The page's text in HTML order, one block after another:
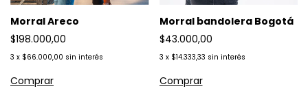
Morral Areco
$198.000,00
3 x $66.000,00 sin interés
Morral bandolera Bogotá
$43.000,00
3 x $14.333,33 sin interés